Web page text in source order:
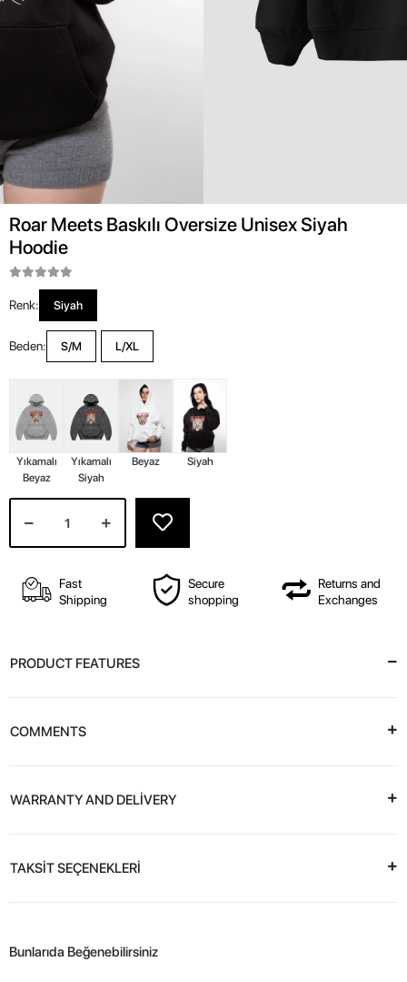
Roar Meets Baskılı Oversize Unisex Siyah
Hoodie
Renk: Siyah
Beden: S/M L/XL
Yıkamalı
Beyaz
Yıkamalı
Siyah
Beyaz Siyah
Fast
Shipping
Secure
shopping
Returns and
Exchanges
PRODUCT FEATURES
COMMENTS
WARRANTY AND DELİVERY
TAKSİT SEÇENEKLERİ
Bunlarıda Beğenebilirsiniz